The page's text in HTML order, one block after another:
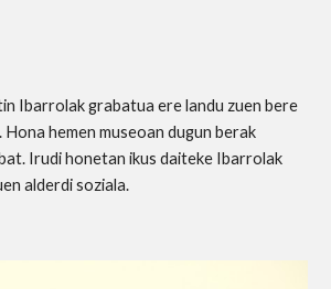
Ibarrolak grabatua ere landu zuen bere
hemen museoan dugun berak
Irudi honetan ikus daiteke Ibarrolak
alderdi soziala.